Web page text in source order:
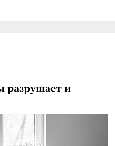
разрушает и